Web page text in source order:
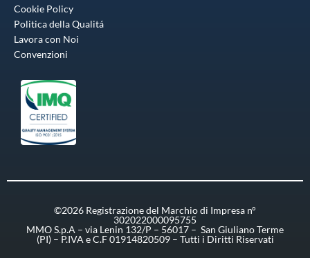
Cookie Policy
Politica della Qualitá
Lavora con Noi
Convenzioni
©2026 Registrazione del Marchio di Impresa n°
302022000095755
MMO S.p.A – via Lenin 132/P – 56017 – San Giuliano Terme
(PI) – P.IVA e C.F 01914820509 – Tutti i Diritti Riservati